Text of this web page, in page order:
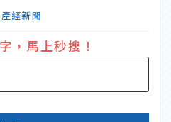
經新聞
，馬上秒搜！